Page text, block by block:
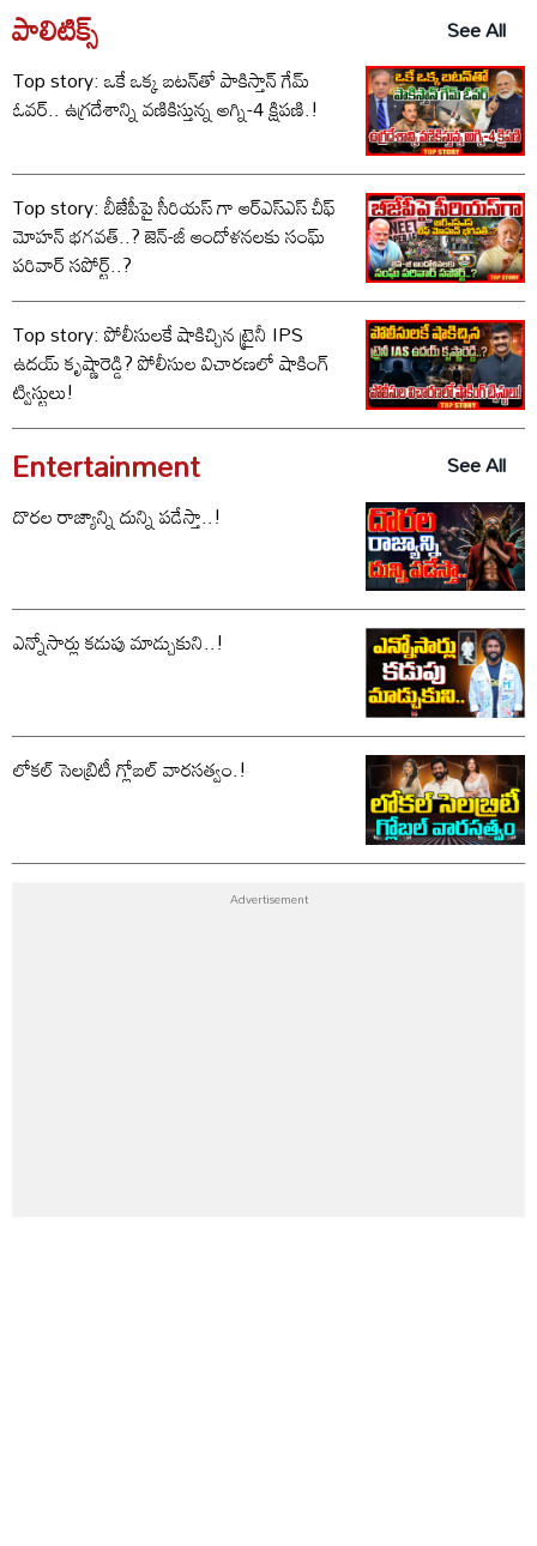
పాలిటిక్స్‌
See All
Top story: ఒకే ఒక్క బటన్‌తో పాకిస్తాన్ గేమ్
ఓవర్.. ఉగ్రదేశాన్ని వణికిస్తున్న అగ్ని-4 క్షిపణి.!
Top story: బీజేపీపై సీరియస్ గా ఆర్‌ఎస్‌ఎస్ చీఫ్
మోహన్ భగవత్..? జెన్-జీ ఆందోళనలకు సంఘ్
పరివార్ సపోర్ట్..?
Top story: పోలీసులకే షాకిచ్చిన ట్రైనీ IPS
ఉదయ్ కృష్ణారెడ్డి? పోలీసుల విచారణలో షాకింగ్
ట్విస్టులు!
Entertainment
See All
దొరల రాజ్యాన్ని దున్ని పడేస్తా..!
ఎన్నోసార్లు కడుపు మాడ్చుకుని..!
లోకల్ సెలబ్రిటీ గ్లోబల్ వారసత్వం.!